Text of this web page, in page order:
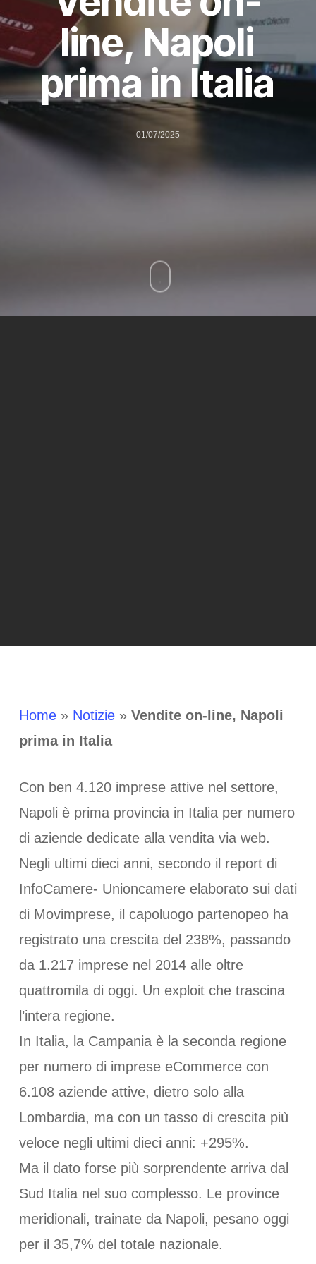
line, Napoli
prima in Italia
01/07/2025
Home» Notizie» Vendite on-line, Napoli
prima in Italia
Con ben 4.120 imprese attive nel settore,
Napoli è prima provincia in Italia per numero
di aziende dedicate alla vendita via web.
Negli ultimi dieci anni, secondo il report di
InfoCamere- Unioncamere elaborato sui dati
di Movimprese, il capoluogo partenopeo ha
registrato una crescita del 238%, passando
da 1.217 imprese nel 2014 alle oltre
quattromila di oggi. Un exploit che trascina
l’intera regione.
In Italia, la Campania è la seconda regione
per numero di imprese eCommerce con
6.108 aziende attive, dietro solo alla
Lombardia, ma con un tasso di crescita più
veloce negli ultimi dieci anni: +295%.
Ma il dato forse più sorprendente arriva dal
Sud Italia nel suo complesso. Le province
meridionali, trainate da Napoli, pesano oggi
per il 35,7% del totale nazionale.